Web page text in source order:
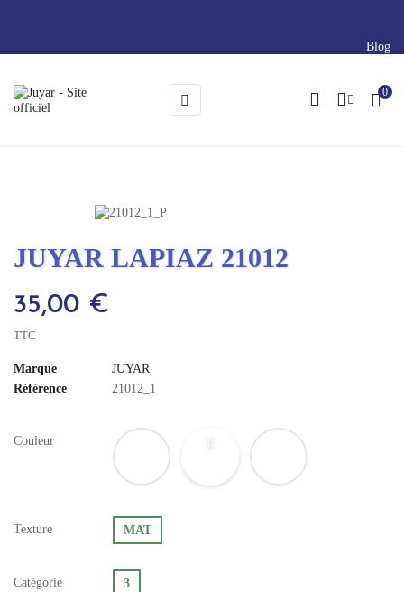
Blog
Basculer
la
☰ 0
JUYAR LAPIAZ 21012
35,00 €
TTC
Marque
JUYAR
Référence
21012_1
Couleur
Texture MAT
Catégorie 3